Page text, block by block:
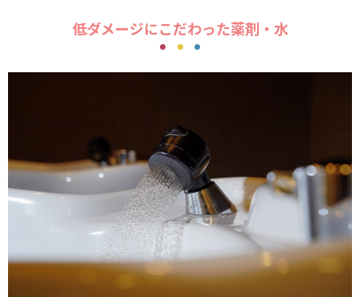
低ダメージにこだわった薬剤・水